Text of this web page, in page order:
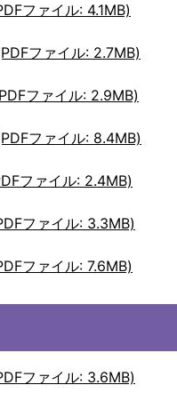
ファイル: 4.1MB)
ファイル: 2.7MB)
ファイル: 2.9MB)
ファイル: 8.4MB)
ファイル: 2.4MB)
ファイル: 3.3MB)
ファイル: 7.6MB)
ファイル: 3.6MB)